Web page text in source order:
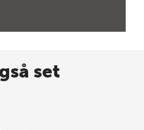
til sommer-
sæt kryds i kalenderen
set